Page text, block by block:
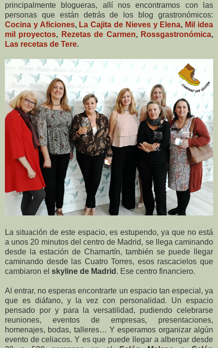
principalmente blogueras, allí nos encontramos con las
personas que están detrás de los blog grastronómicos:
Cocina y Aficiones, La Cajita de Nieves y Elena, Mil idea
mil proyectos, Rezetas de Carmen, Rossgastronómica,
Las recetas de Tere.
La situación de este espacio, es estupendo, ya que no está
a unos 20 minutos del centro de Madrid, se llega caminando
desde la estación de Chamartín, también se puede llegar
caminando desde las Cuatro Torres, esos rascacielos que
cambiaron el skyline de Madrid . Ese centro financiero.
Al entrar, no esperas encontrarte un espacio tan especial, ya
que es diáfano, y la vez con personalidad. Un espacio
pensado por y para la versatilidad, pudiendo celebrarse
reuniones, eventos de empresas, presentaciones,
homenajes, bodas, talleres… Y esperamos organizar algún
evento de celiacos. Y es que puede llegar a albergar desde